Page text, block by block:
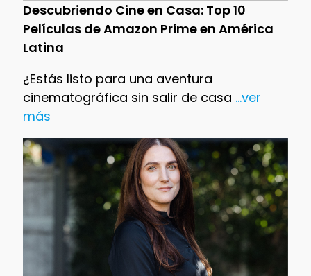
Descubriendo Cine en Casa: Top 10
Películas de Amazon Prime en América
Latina
¿Estás listo para una aventura
cinematográfica sin salir de casa ...ver
más